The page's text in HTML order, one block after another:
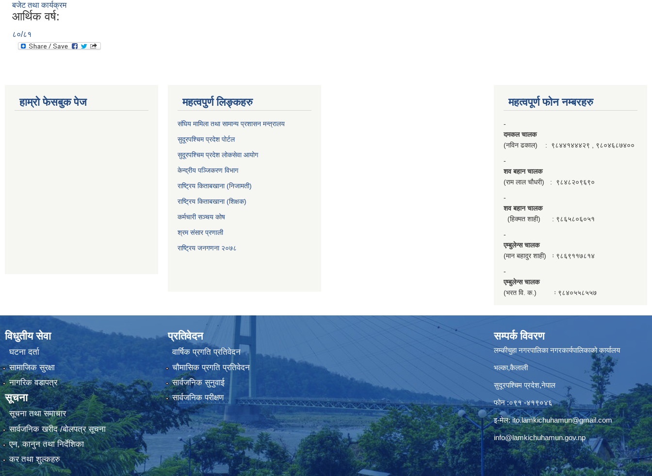
बजेट तथा कार्यक्रम
आर्थिक वर्ष:
८०/८१
हाम्रो फेसबुक पेज महत्वपुर्ण लिङ्कहरु
संघिय मामिला तथा सामान्य प्रशासन मन्त्रालय
सुदूरपश्चिम प्रदेश पोर्टल
सुदूरपश्‍चिम प्रदेश लोकसेवा आयोग
केन्द्रीय पञ्जिकरण विभाग
राष्ट्रिय किताबखाना (निजामती)
राष्ट्रिय किताबखाना (शिक्षक)
कर्मचारी सञ्चय कोष
श्रम संसार प्रणाली
राष्ट्रिय जनगणना २०७८
महत्वपूर्ण फाेन नम्बरहरु
-
दमकल चालक
(नविन ढकाल) : ९८४४१४४४२९ , ९८०४६८७४००
-
शव बहान चालक
(राम लाल चौधरी) : ९८४८२०९६९०
-
शव बहान चालक
(हिक्मत शाही) : ९८६५८०६०५१
-
एम्बुलेन्स चालक
(मान बहादुर शाही) ः ९८६९११७८१४
-
एम्बुलेन्स चालक
(भरत वि. क.) ः ९८४०५५८५५७
विधुतीय सेवा
घटना दर्ता
सामाजिक सुरक्षा
नागरिक वडापत्र
सूचना
सूचना तथा समाचार
सार्वजनिक खरीद /बोलपत्र सूचना
एन, कानुन तथा निर्देशिका
कर तथा शुल्कहरु
प्रतिवेदन
वार्षिक प्रगति प्रतिवेदन
चौमासिक प्रगति प्रतिवेदन
सार्वजनिक सुनुवाई
सार्वजनिक परीक्षण
सम्पर्क विवरण
लम्कीचुहा नगरपालिका नगरकार्यपालिकाको कार्यालय
भल्का,कैलाली
सुदूरपश्चिम प्रदेश,नेपाल
फोन :०९१ -४१९०४६
इ-मेल:ito.lamkichuhamun@gmail.com
info@lamkichuhamun.gov.np